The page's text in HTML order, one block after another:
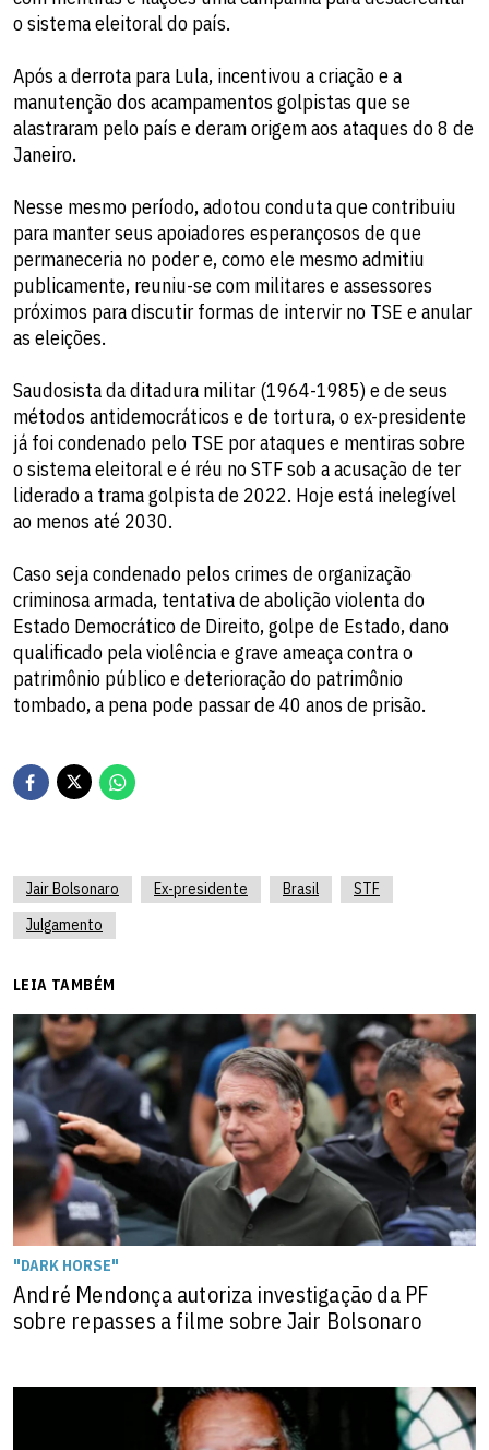
o sistema eleitoral do país.
Após a derrota para Lula, incentivou a criação e a
manutenção dos acampamentos golpistas que se
alastraram pelo país e deram origem aos ataques do 8 de
Janeiro.
Nesse mesmo período, adotou conduta que contribuiu
para manter seus apoiadores esperançosos de que
permaneceria no poder e, como ele mesmo admitiu
publicamente, reuniu-se com militares e assessores
próximos para discutir formas de intervir no TSE e anular
as eleições.
Saudosista da ditadura militar (1964-1985) e de seus
métodos antidemocráticos e de tortura, o ex-presidente
já foi condenado pelo TSE por ataques e mentiras sobre
o sistema eleitoral e é réu no STF sob a acusação de ter
liderado a trama golpista de 2022. Hoje está inelegível
ao menos até 2030.
Caso seja condenado pelos crimes de organização
criminosa armada, tentativa de abolição violenta do
Estado Democrático de Direito, golpe de Estado, dano
qualificado pela violência e grave ameaça contra o
patrimônio público e deterioração do patrimônio
tombado, a pena pode passar de 40 anos de prisão.
Jair Bolsonaro Ex-presidente Brasil
STF
Julgamento
LEIA TAMBÉM
"DARK HORSE"
André Mendonça autoriza investigação da PF
sobre repasses a filme sobre Jair Bolsonaro